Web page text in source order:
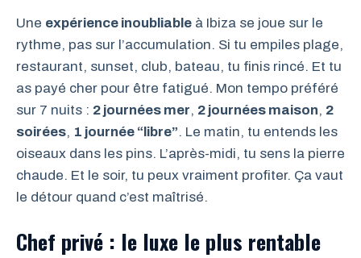
Une expérience inoubliable à Ibiza se joue sur le
rythme, pas sur l’accumulation. Si tu empiles plage,
restaurant, sunset, club, bateau, tu finis rincé. Et tu
as payé cher pour être fatigué. Mon tempo préféré
sur 7 nuits : 2 journées mer, 2 journées maison, 2
soirées, 1 journée “libre”. Le matin, tu entends les
oiseaux dans les pins. L’après-midi, tu sens la pierre
chaude. Et le soir, tu peux vraiment profiter. Ça vaut
le détour quand c’est maîtrisé.
Chef privé : le luxe le plus rentable